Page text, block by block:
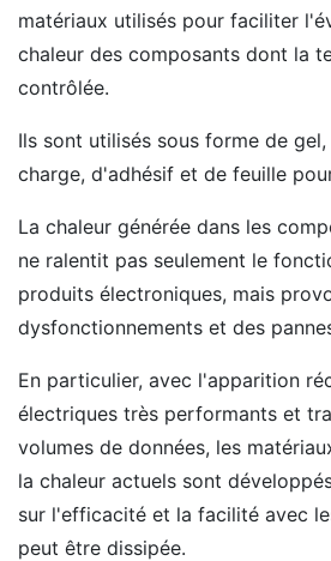
matériaux utilisés pour faciliter
chaleur des composants dont la
contrôlée.
Ils sont utilisés sous forme de
charge, d'adhésif et de feuille
La chaleur générée dans les
ne ralentit pas seulement le
produits électroniques, mais
dysfonctionnements et des
En particulier, avec l'apparition
électriques très performants et
volumes de données, les
la chaleur actuels sont
sur l'efficacité et la facilité avec
peut être dissipée.